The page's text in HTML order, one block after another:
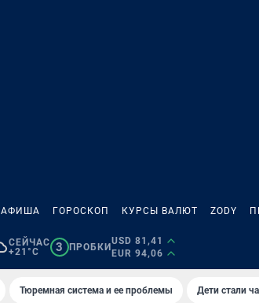
АФИША ГОРОСКОП КУРСЫ ВАЛЮТ ZODY
СЕЙЧАС
+21°C
3 ПРОБКИ
USD 81,41
EUR 94,06
Тюремная система и ее проблемы Дети стали